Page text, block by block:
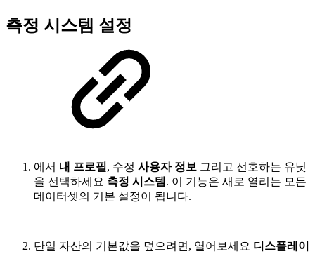
측정 시스템 설정
에서 내 프로필 , 수정 사용자 정보 그리고 선호하는 유닛
을 선택하세요 측정 시스템 . 이 기능은 새로 열리는 모든
데이터셋의 기본 설정이 됩니다.
단일 자산의 기본값을 덮으려면, 열어보세요 디스플레이